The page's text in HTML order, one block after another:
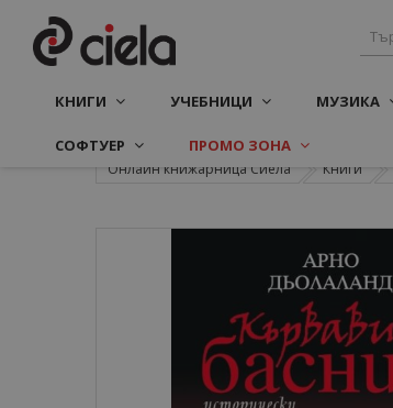
КНИГИ УЧЕБНИЦИ МУЗИКА
СОФТУЕР ПРОМО ЗОНА
Онлайн книжарница Сиела Книги